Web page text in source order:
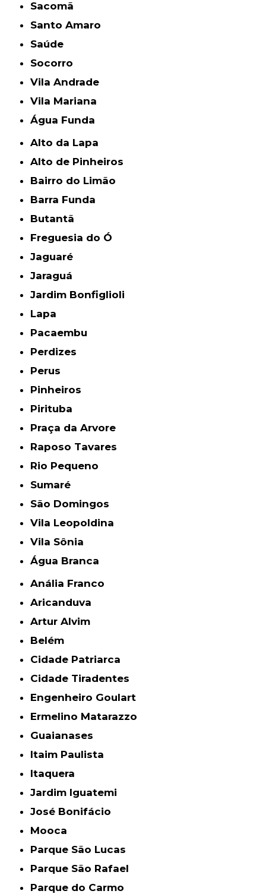
Sacomã
Santo Amaro
Saúde
Socorro
Vila Andrade
Vila Mariana
Água Funda
Alto da Lapa
Alto de Pinheiros
Bairro do Limão
Barra Funda
Butantã
Freguesia do Ó
Jaguaré
Jaraguá
Jardim Bonfiglioli
Lapa
Pacaembu
Perdizes
Perus
Pinheiros
Pirituba
Praça da Arvore
Raposo Tavares
Rio Pequeno
Sumaré
São Domingos
Vila Leopoldina
Vila Sônia
Água Branca
Anália Franco
Aricanduva
Artur Alvim
Belém
Cidade Patriarca
Cidade Tiradentes
Engenheiro Goulart
Ermelino Matarazzo
Guaianases
Itaim Paulista
Itaquera
Jardim Iguatemi
José Bonifácio
Mooca
Parque São Lucas
Parque São Rafael
Parque do Carmo